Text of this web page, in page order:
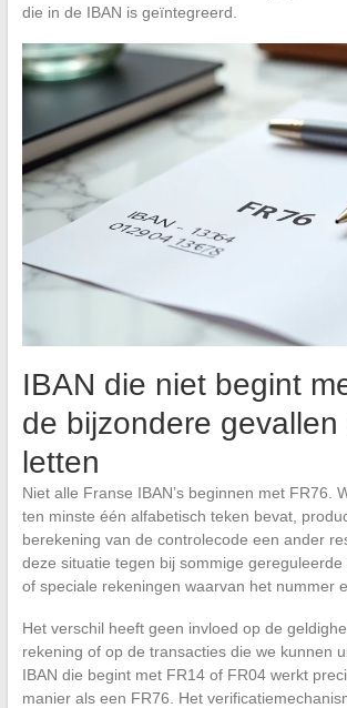
die in de IBAN is geïntegreerd.
IBAN die niet begint
de bijzondere gevallen
letten
Niet alle Franse IBAN’s beginnen met FR76.
ten minste één alfabetisch teken bevat,
berekening van de controlecode een ander
deze situatie tegen bij sommige
of speciale rekeningen waarvan het nummer
Het verschil heeft geen invloed op de
rekening of op de transacties die we kunnen
IBAN die begint met FR14 of FR04 werkt
manier als een FR76. Het